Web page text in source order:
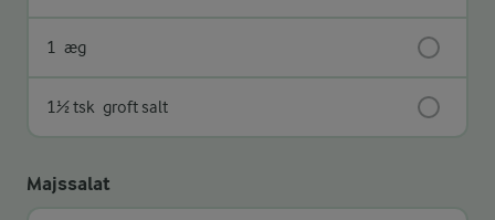
1 æg
1½ tsk groft salt
Majssalat